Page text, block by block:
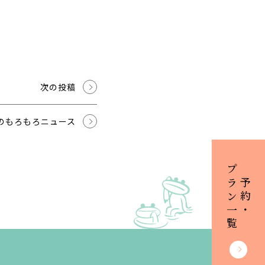
ご予約・
プラン一覧
次の投稿
もろもろニュース